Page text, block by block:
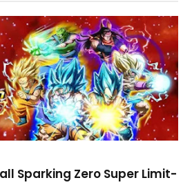
Sparking Zero Super Limit-